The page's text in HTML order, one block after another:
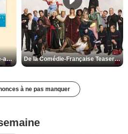
Les Matins merveilleux Bande-annonce VF De la Comédie-Française Teaser VF
à ne pas manquer